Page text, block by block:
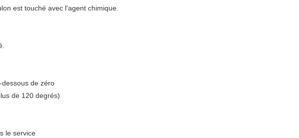
est touché avec l'agent chimique.
de zéro
de 120 degrés)
le service